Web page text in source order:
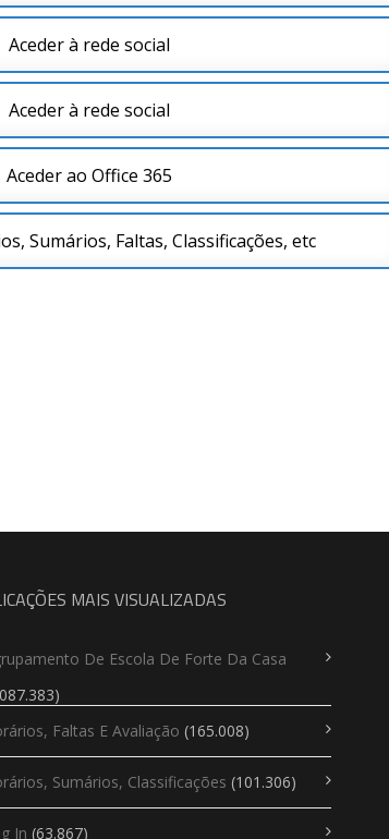
Aceder à rede social
Aceder à rede social
Aceder ao Office 365
Sumários, Faltas, Classificações, etc
MAIS VISUALIZADAS
De Escola De Forte Da Casa
Faltas E Avaliação (165.008)
Sumários, Classificações (101.306)
In (63.867)